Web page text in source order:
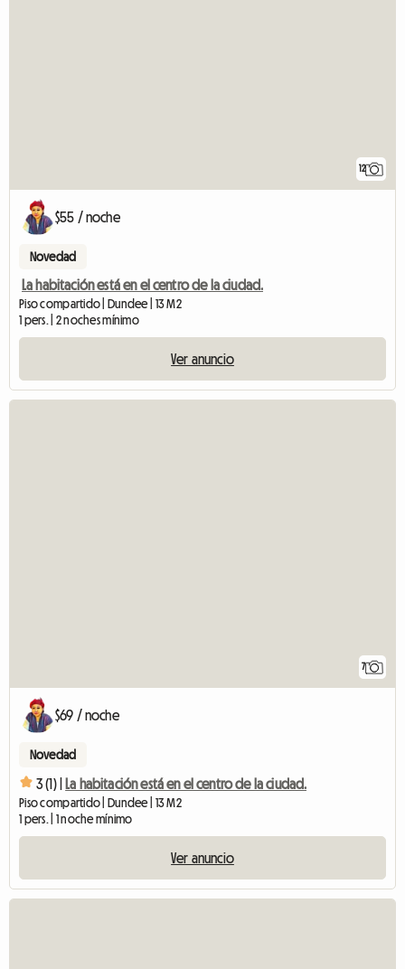
12
$55 / noche
Novedad
La habitación está en el centro de la ciudad.
Piso compartido | Dundee | 13 M2
1 pers. | 2 noches mínimo
Ver anuncio
7
$69 / noche
Novedad
3 (1) | La habitación está en el centro de la ciudad.
Piso compartido | Dundee | 13 M2
1 pers. | 1 noche mínimo
Ver anuncio